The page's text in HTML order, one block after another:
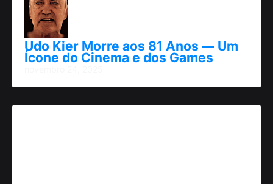
Udo Kier Morre aos 81 Anos — Um
Ícone do Cinema e dos Games